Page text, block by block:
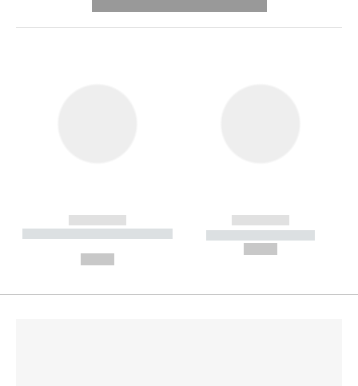
------------
----------- ----------- --------
------------
----------- -----------